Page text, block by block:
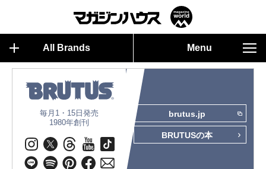
All Brands Menu
毎月1・15日発売
1980年創刊
brutus.jp
BRUTUSの本